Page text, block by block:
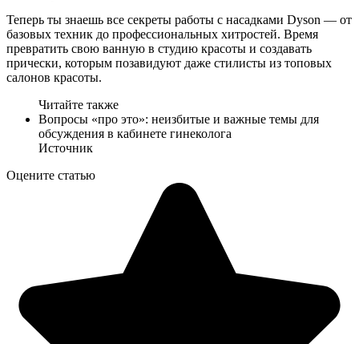
Теперь ты знаешь все секреты работы с насадками Dyson — от
базовых техник до профессиональных хитростей. Время
превратить свою ванную в студию красоты и создавать
прически, которым позавидуют даже стилисты из топовых
салонов красоты.
Читайте также
Вопросы «про это»: неизбитые и важные темы для
обсуждения в кабинете гинеколога
Источник
Оцените статью